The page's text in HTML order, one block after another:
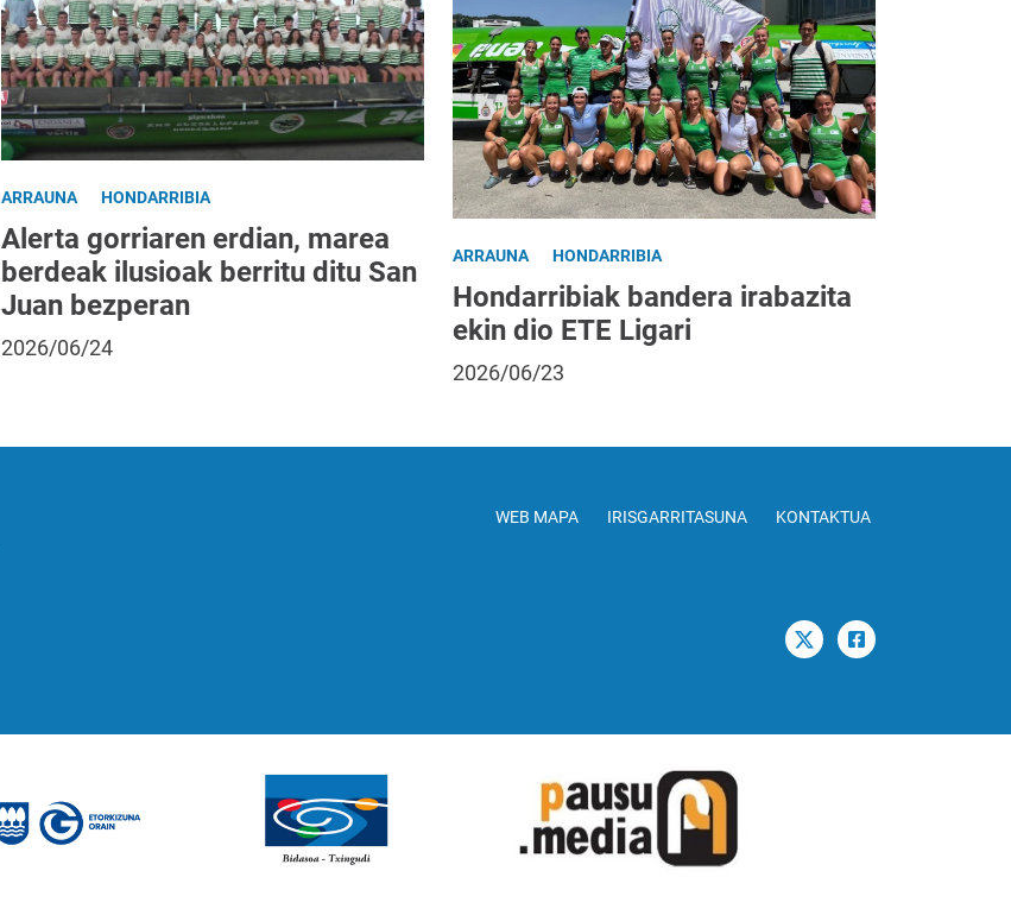
ARRAUNA HONDARRIBIA
Alerta gorriaren erdian, marea
berdeak ilusioak berritu ditu San
Juan bezperan
2026/06/24
ARRAUNA HONDARRIBIA
Hondarribiak bandera irabazita
ekin dio ETE Ligari
2026/06/23
WEB MAPA IRISGARRITASUNA KONTAKTUA